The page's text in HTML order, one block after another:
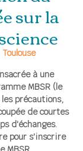
sur la
Toulouse
à une
MBSR (le
précautions,
de courtes
d'échanges.
pour s'inscrire